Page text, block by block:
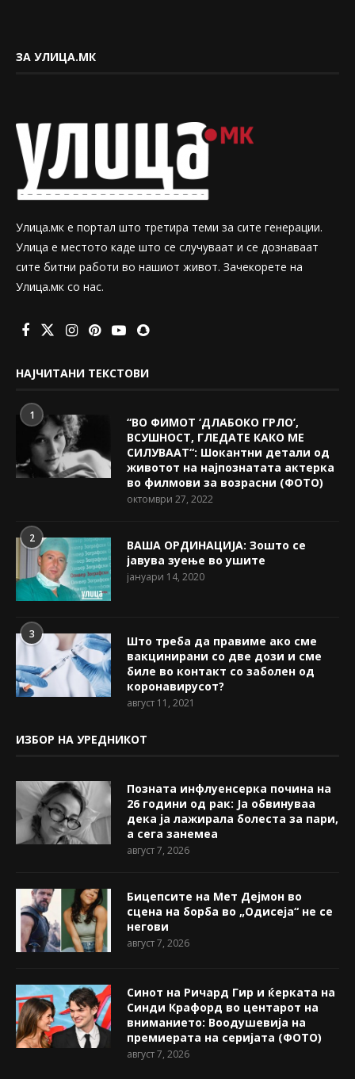
ЗА УЛИЦА.МК
Улица.мк е портал што третира теми за сите генерации.
Улица е местото каде што се случуваат и се дознаваат
сите битни работи во нашиот живот. Зачекорете на
Улица.мк со нас.
НАЈЧИТАНИ ТЕКСТОВИ
1
“ВО ФИМОТ ‘ДЛАБОКО ГРЛО’,
ВСУШНОСТ, ГЛЕДАТЕ КАКО МЕ
СИЛУВААТ“: Шокантни детали од
животот на најпознатата актерка
во филмови за возрасни (ФОТО)
октомври 27, 2022
2
ВАША ОРДИНАЦИЈА: Зошто се
јавува зуење во ушите
јануари 14, 2020
3
Што треба да правиме ако сме
вакцинирани со две дози и сме
биле во контакт со заболен од
коронавирусот?
август 11, 2021
ИЗБОР НА УРЕДНИКОТ
Позната инфлуенсерка почина на
26 години од рак: Ја обвинуваа
дека ја лажирала болеста за пари,
а сега занемеа
август 7, 2026
Бицепсите на Мет Дејмон во
сцена на борба во „Одисеја“ не се
негови
август 7, 2026
Синот на Ричард Гир и ќерката на
Синди Крафорд во центарот на
вниманието: Воодушевија на
премиерата на серијата (ФОТО)
август 7, 2026